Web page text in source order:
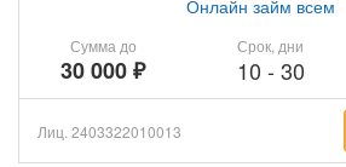
Сумма до
30 000 ₽
Онлайн займ всем
Срок, дни
10 - 30
Лиц. 2403322010013